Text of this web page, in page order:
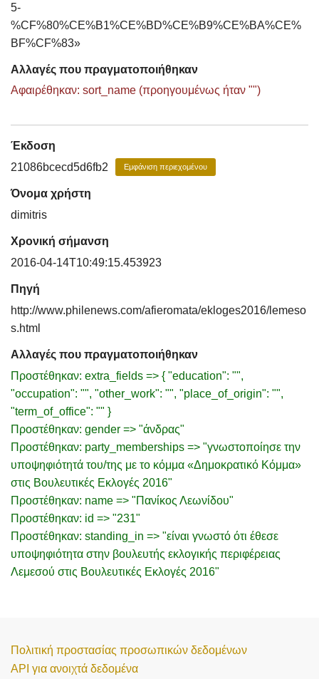
5-
%CF%80%CE%B1%CE%BD%CE%B9%CE%BA%CE%
BF%CF%83»
Αλλαγές που πραγματοποιήθηκαν
Αφαιρέθηκαν: sort_name (προηγουμένως ήταν "")
Έκδοση
21086bcecd5d6fb2
Εμφάνιση περιεχομένου
Όνομα χρήστη
dimitris
Χρονική σήμανση
2016-04-14T10:49:15.453923
Πηγή
http://www.philenews.com/afieromata/ekloges2016/lemeso
s.html
Αλλαγές που πραγματοποιήθηκαν
Προστέθηκαν: extra_fields => { "education": "",
"occupation": "", "other_work": "", "place_of_origin": "",
"term_of_office": "" }
Προστέθηκαν: gender => "άνδρας"
Προστέθηκαν: party_memberships => "γνωστοποίησε την
υποψηφιότητά του/της με το κόμμα «Δημοκρατικό Κόμμα»
στις Βουλευτικές Εκλογές 2016"
Προστέθηκαν: name => "Πανίκος Λεωνίδου"
Προστέθηκαν: id => "231"
Προστέθηκαν: standing_in => "είναι γνωστό ότι έθεσε
υποψηφιότητα στην βουλευτής εκλογικής περιφέρειας
Λεμεσού στις Βουλευτικές Εκλογές 2016"
Πολιτική προστασίας προσωπικών δεδομένων
API για ανοιχτά δεδομένα